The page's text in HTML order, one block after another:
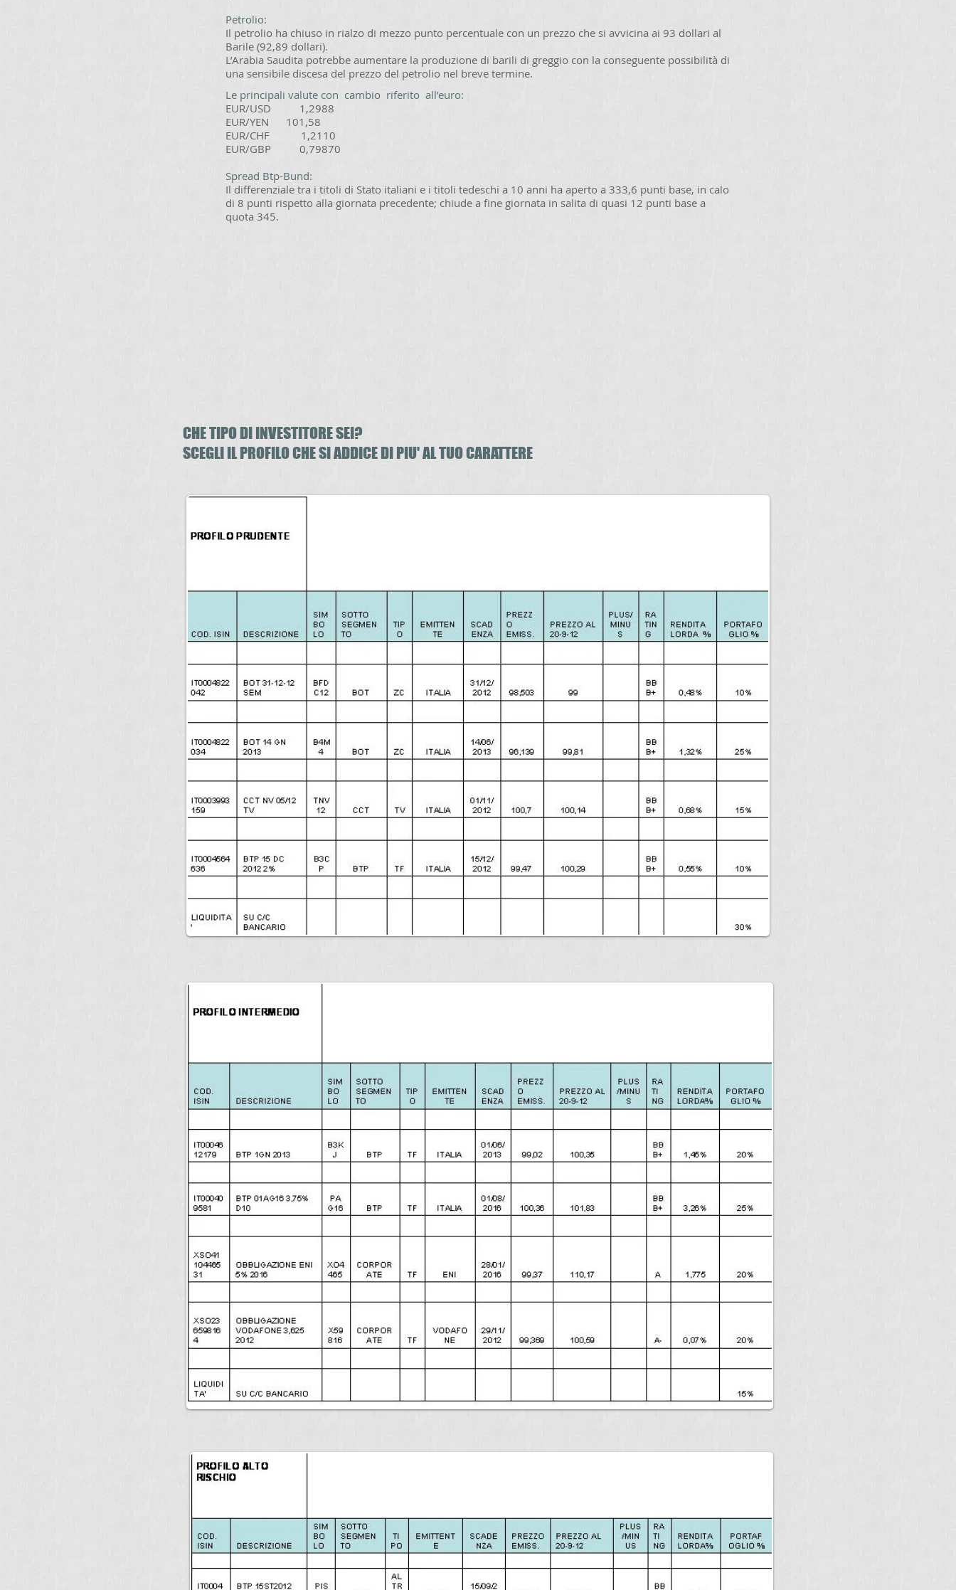
Petrolio:
Il petrolio ha chiuso in rialzo di mezzo punto percentuale con un prezzo che si avvicina ai 93 dollari al
Barile (92,89 dollari).
L’Arabia Saudita potrebbe aumentare la produzione di barili di greggio con la conseguente possibilità di
una sensibile discesa del prezzo del petrolio nel breve termine.
Le principali valute con cambio riferito all’euro:
EUR/USD 1,2988
EUR/YEN 101,58
EUR/CHF 1,2110
EUR/GBP 0,79870
Spread Btp-Bund:
Il differenziale tra i titoli di Stato italiani e i titoli tedeschi a 10 anni ha aperto a 333,6 punti base, in calo
di 8 punti rispetto alla giornata precedente; chiude a fine giornata in salita di quasi 12 punti base a
quota 345.
CHE TIPO DI INVESTITORE SEI?
SCEGLI IL PROFILO CHE SI ADDICE DI PIU' AL TUO CARATTERE